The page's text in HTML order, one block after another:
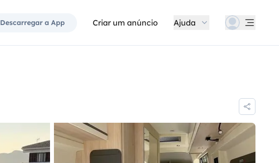
Descarregar a App Criar um anúncio Ajuda